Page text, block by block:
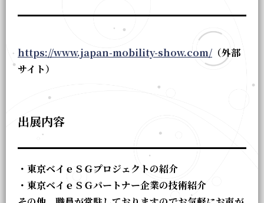
https://www.japan-mobility-show.com/ （外部
サイト）
出展内容
・東京ベイｅＳＧプロジェクトの紹介
・東京ベイｅＳＧパートナー企業の技術紹介